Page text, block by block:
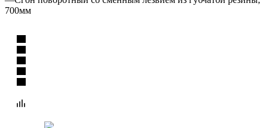
700мм